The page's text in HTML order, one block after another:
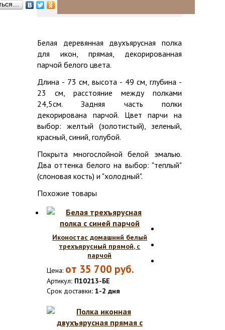
Белая деревянная двухъярусная полка
для икон, прямая, декорированная
парчой белого цвета.
Длина - 73 см, высота - 49 см, глубина -
23 см, расстояние между полками
24,5см. Задняя часть полки
декорирована парчой. Цвет парчи на
выбор: желтый (золотистый), зеленый,
красный, синий, голубой.
Покрыта многослойной белой эмалью.
Два оттенка белого на выбор: "теплый"
(слоновая кость) и "холодный".
Похожие товары
Иконостас домашний белый
трехъярусный прямой, с
парчой
Цена: от 35 700 руб.
Артикул: П10213-БЕ
Срок доставки: 1-2 дня